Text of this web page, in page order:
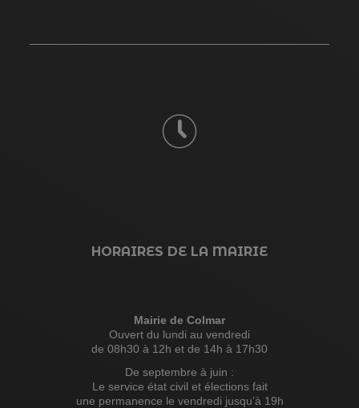
HORAIRES DE LA MAIRIE
Mairie de Colmar
Ouvert du lundi au vendredi
de 08h30 à 12h et de 14h à 17h30
De septembre à juin :
Le service état civil et élections fait
une permanence le vendredi jusqu’à 19h